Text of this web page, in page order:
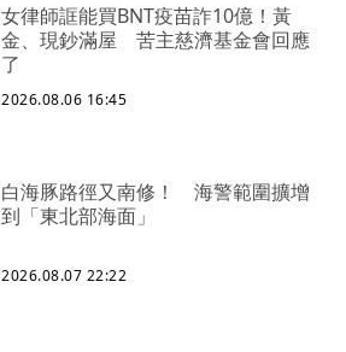
女律師誆能買BNT疫苗詐10億！黃
金、現鈔滿屋 苦主慈濟基金會回應
了
2026.08.06 16:45
白海豚路徑又南修！ 海警範圍擴增
到「東北部海面」
2026.08.07 22:22